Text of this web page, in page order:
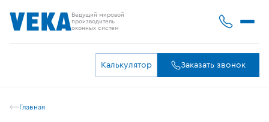
Ведущий мировой
производитель
оконных систем
Калькулятор Заказать звонок
Главная